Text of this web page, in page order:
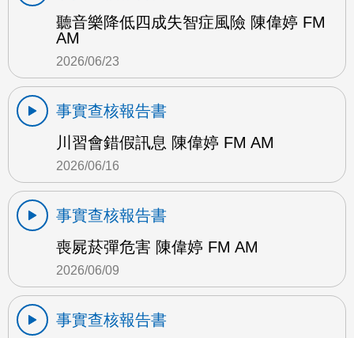
聽音樂降低四成失智症風險 陳偉婷 FM
AM
2026/06/23
事實查核報告書
川習會錯假訊息 陳偉婷 FM AM
2026/06/16
事實查核報告書
喪屍菸彈危害 陳偉婷 FM AM
2026/06/09
事實查核報告書